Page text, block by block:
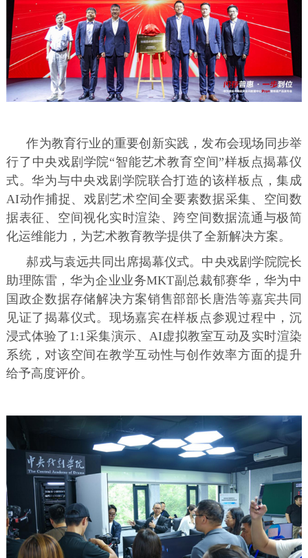
作为教育行业的重要创新实践，发布会现场同步举
行了中央戏剧学院“智能艺术教育空间”样板点揭幕仪
式。华为与中央戏剧学院联合打造的该样板点，集成
AI动作捕捉、戏剧艺术空间全要素数据采集、空间数
据表征、空间视化实时渲染、跨空间数据流通与极简
化运维能力，为艺术教育教学提供了全新解决方案。
郝戎与袁远共同出席揭幕仪式。中央戏剧学院院长
助理陈雷，华为企业业务MKT副总裁郁赛华，华为中
国政企数据存储解决方案销售部部长唐浩等嘉宾共同
见证了揭幕仪式。现场嘉宾在样板点参观过程中，沉
浸式体验了1:1采集演示、AI虚拟教室互动及实时渲染
系统，对该空间在教学互动性与创作效率方面的提升
给予高度评价。